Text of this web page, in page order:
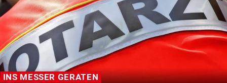
INS MESSER GERATEN